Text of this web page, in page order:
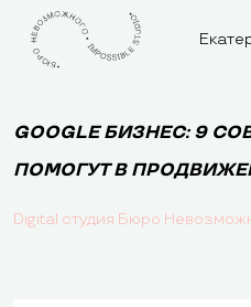
GOOGLE БИЗНЕС: 9
ПОМОГУТ В
Digital студия Бюро